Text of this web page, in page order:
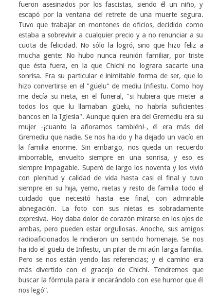
fueron asesinados por los fascistas, siendo él un niño, y
escapó por la ventana del retrete de una muerte segura.
Tuvo que trabajar en montones de oficios, decidido como
estaba a sobrevivir a cualquier precio y a no renunciar a su
cuota de felicidad. No sólo la logró, sino que hizo feliz a
mucha gente: No hubo nunca reunión familiar, por triste
que ésta fuera, en la que Chichi no lograra sacarte una
sonrisa. Era su particular e inimitable forma de ser, que lo
hizo convertirse en el "güelu" de mediu Infiestu. Como hoy
me decía su nieta, en el funeral, "si hubiera que meter a
todos los que lu llamaban güelu, no habría suficientes
bancos en la Iglesia". Aunque quien era del Gremediu era su
mujer -¡cuanto la añoramos también!-, él era más del
Gremediu que nadie. Se nos ha ido y ha dejado un vacío en
la familia enorme. Sin embargo, nos queda un recuerdo
imborrable, envuelto siempre en una sonrisa, y eso es
siempre impagable. Superó de largo los noventa y los vivió
con plenitud y calidad de vida hasta casi el final y tuvo
siempre en su hija, yerno, nietas y resto de familia todo el
cuidado que necesitó hasta ese final, con admirable
abnegación. La foto con sus nietas es sobradamente
expresiva. Hoy daba dolor de corazón mirarse en los ojos de
ambas, pero pueden estar orgullosas. Anoche, sus amigos
radioaficionados le rindieron un sentido homenaje. Se nos
ha ido el güelu de Infiestu, un pilar de mi aún larga familia.
Pero se nos están yendo las referencias; y el camino era
más divertido con el gracejo de Chichi. Tendremos que
buscar la fórmula para ir encarándolo con ese humor que él
nos legó”.